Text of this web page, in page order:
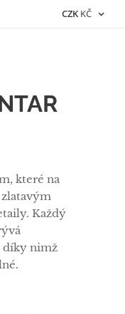
CZK KČ
které na
Každý
díky nimž